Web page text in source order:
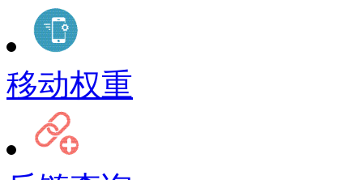
移动权重